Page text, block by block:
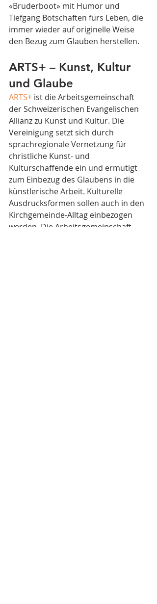
«Bruderboot» mit Humor und
Tiefgang Botschaften fürs Leben, die
immer wieder auf originelle Weise
den Bezug zum Glauben herstellen.
ARTS+ – Kunst, Kultur
und Glaube
ARTS+ ist die Arbeitsgemeinschaft
der Schweizerischen Evangelischen
Allianz zu Kunst und Kultur. Die
Vereinigung setzt sich durch
sprachregionale Vernetzung für
christliche Kunst- und
Kulturschaffende ein und ermutigt
zum Einbezug des Glaubens in die
künstlerische Arbeit. Kulturelle
Ausdrucksformen sollen auch in den
Kirchgemeinde-Alltag einbezogen
werden. Die Arbeitsgemeinschaft